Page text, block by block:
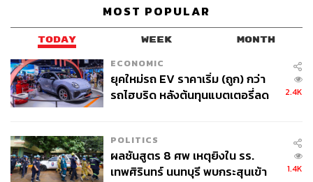
MOST POPULAR
TODAY WEEK MONTH
ECONOMIC
ยุคใหม่รถ EV ราคาเริ่ม (ถูก) กว่า
รถไฮบริด หลังต้นทุนแบตเตอรี่ลด
2.4K
POLITICS
ผลชันสูตร 8 ศพ เหตุยิงใน รร.
เทพศิรินทร์ นนทบุรี พบกระสุนเข้า
1.4K